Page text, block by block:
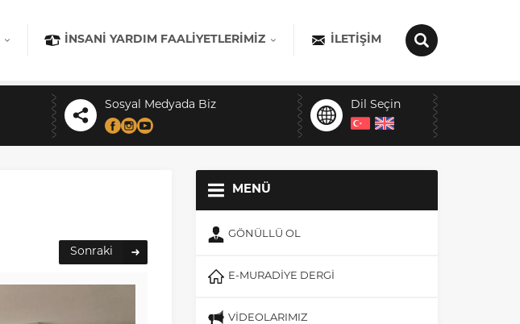
İNSANI YARDIM FAALIYETLERIMIZ İLETIŞIM
Sosyal Medyada Biz Dil Seçin
Sonraki
MENÜ
GÖNÜLLÜ OL
E-MURADİYE DERGİ
VİDEOLARIMIZ